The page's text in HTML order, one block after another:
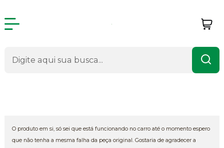
O produto em si, só sei que está funcionando no carro até o momento espero
que não tenha a mesma falha da peça original. Gostaria de agradecer a